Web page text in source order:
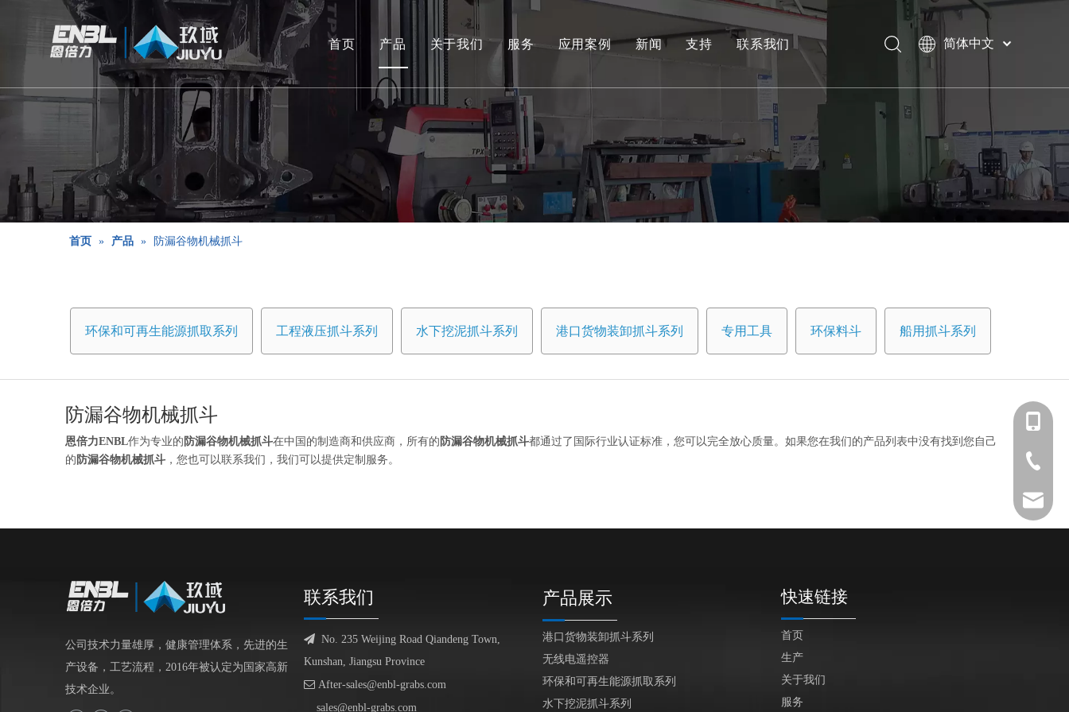
首页 产品
环保和可再生能源抓取系列
工程液压抓斗系列
环保料斗
水下挖泥抓斗系列
港口货物装卸抓斗系列
关于我们 服务 应用案例 新闻 支持 联系我们
简体中文
indonesia
Pусский
Français
العربية
English
首页 » 产品 » 防漏谷物机械抓斗
环保和可再生能源抓取系列 工程液压抓斗系列 水下挖泥抓斗系列 港口货物装卸抓斗系列 专用工具 环保料斗 船用抓斗系列
防漏谷物机械抓斗
恩倍力ENBL作为专业的 防漏谷物机械抓斗在中国的制造商和供应商，所有的 防漏谷物机械抓斗都通过了国际行业认证标准，您可以完全放心质量。如果您在我们的产品列表中没有找到您自己
的 防漏谷物机械抓斗 ，您也可以联系我们，我们可以提供定制服务。
+86
+86
+86 189-
+86-
After-
公司技术力量雄厚，健康管理体系，先进的生
产设备，工艺流程，2016年被认定为国家高新
技术企业。
联系我们
 No. 235 Weijing Road Qiandeng Town,
Kunshan, Jiangsu Province
 After-sales@enbl-grabs.com
sales@enbl-grabs.com
产品展示
港口货物装卸抓斗系列
无线电遥控器
环保和可再生能源抓取系列
水下挖泥抓斗系列
快速链接
首页
生产
关于我们
服务